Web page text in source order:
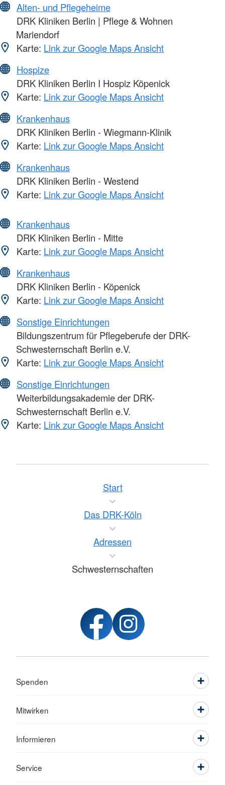
Alten- und Pflegeheime
DRK Kliniken Berlin | Pflege & Wohnen
Mariendorf
Karte: Link zur Google Maps Ansicht
Hospize
DRK Kliniken Berlin I Hospiz Köpenick
Karte: Link zur Google Maps Ansicht
Krankenhaus
DRK Kliniken Berlin - Wiegmann-Klinik
Karte: Link zur Google Maps Ansicht
Krankenhaus
DRK Kliniken Berlin - Westend
Karte: Link zur Google Maps Ansicht
Krankenhaus
DRK Kliniken Berlin - Mitte
Karte: Link zur Google Maps Ansicht
Krankenhaus
DRK Kliniken Berlin - Köpenick
Karte: Link zur Google Maps Ansicht
Sonstige Einrichtungen
Bildungszentrum für Pflegeberufe der DRK-
Schwesternschaft Berlin e.V.
Karte: Link zur Google Maps Ansicht
Sonstige Einrichtungen
Weiterbildungsakademie der DRK-
Schwesternschaft Berlin e.V.
Karte: Link zur Google Maps Ansicht
Start
Das DRK-Köln
Adressen
Schwesternschaften
Spenden
Mitwirken
Informieren
Service